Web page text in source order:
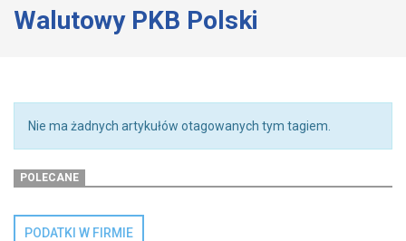
Walutowy PKB Polski
Nie ma żadnych artykułów otagowanych tym tagiem.
POLECANE
PODATKI W FIRMIE